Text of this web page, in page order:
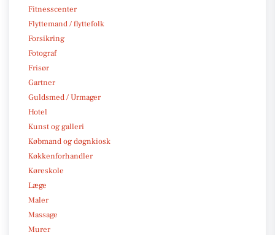
Fitnesscenter
Flyttemand / flyttefolk
Forsikring
Fotograf
Frisør
Gartner
Guldsmed / Urmager
Hotel
Kunst og galleri
Købmand og døgnkiosk
Køkkenforhandler
Køreskole
Læge
Maler
Massage
Murer